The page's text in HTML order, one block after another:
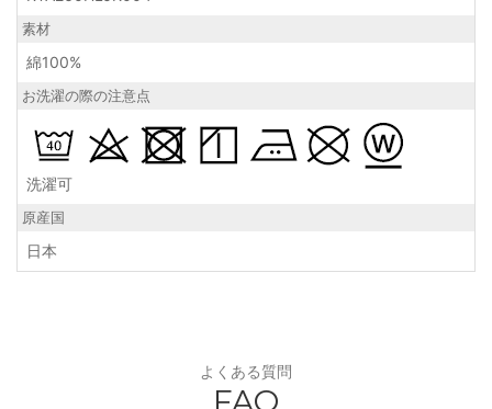
素材
綿100%
お洗濯の際の注意点
洗濯可
原産国
日本
よくある質問